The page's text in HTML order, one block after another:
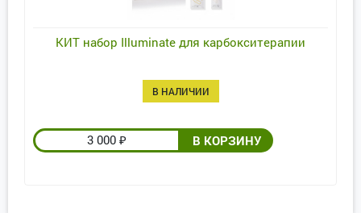
КИТ набор Illuminate для карбокситерапии
В НАЛИЧИИ
3 000 ₽